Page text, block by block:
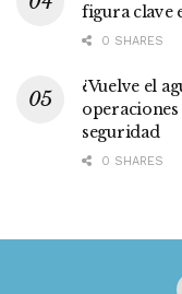
figura clave
0 SHARES
¿Vuelve el
seguridad
0 SHARES